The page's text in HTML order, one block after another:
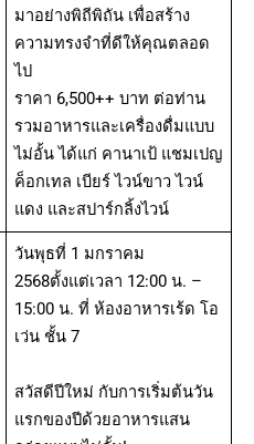
มาอย่างพิถีพิถัน เพื่อสร้าง
ความทรงจำที่ดีให้คุณตลอด
ไป
ราคา 6,500++ บาท ต่อท่าน
รวมอาหารและเครื่องดื่มแบบ
ไม่อั้น ได้แก่ คานาเป้ แชมเปญ
ค็อกเทล เบียร์ ไวน์ขาว ไวน์
แดง และสปาร์กลิ้งไวน์
วันพุธที่ 1 มกราคม
2568ตั้งแต่เวลา 12:00 น. –
15:00 น. ที่ ห้องอาหารเร้ด โอ
เว่น ชั้น 7
สวัสดีปีใหม่ กับการเริ่มต้นวัน
แรกของปีด้วยอาหารแสน